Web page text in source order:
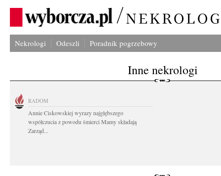
Nekrologi Odeszli Poradnik pogrzebowy
Inne nekrologi
RADOM
Annie Ciskowskiej wyrazy najgłębszego
współczucia z powodu śmierci Mamy składają
Zarząd...